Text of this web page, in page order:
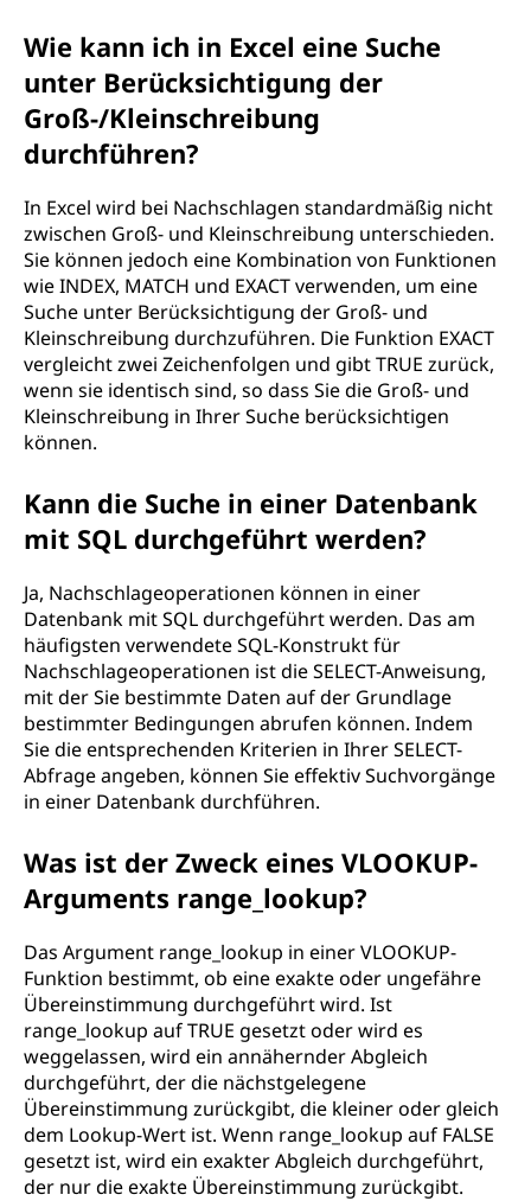
Wie kann ich in Excel eine Suche
unter Berücksichtigung der
Groß-/Kleinschreibung
durchführen?
In Excel wird bei Nachschlagen standardmäßig nicht
zwischen Groß- und Kleinschreibung unterschieden.
Sie können jedoch eine Kombination von Funktionen
wie INDEX, MATCH und EXACT verwenden, um eine
Suche unter Berücksichtigung der Groß- und
Kleinschreibung durchzuführen. Die Funktion EXACT
vergleicht zwei Zeichenfolgen und gibt TRUE zurück,
wenn sie identisch sind, so dass Sie die Groß- und
Kleinschreibung in Ihrer Suche berücksichtigen
können.
Kann die Suche in einer Datenbank
mit SQL durchgeführt werden?
Ja, Nachschlageoperationen können in einer
Datenbank mit SQL durchgeführt werden. Das am
häufigsten verwendete SQL-Konstrukt für
Nachschlageoperationen ist die SELECT-Anweisung,
mit der Sie bestimmte Daten auf der Grundlage
bestimmter Bedingungen abrufen können. Indem
Sie die entsprechenden Kriterien in Ihrer SELECT-
Abfrage angeben, können Sie effektiv Suchvorgänge
in einer Datenbank durchführen.
Was ist der Zweck eines VLOOKUP-
Arguments range_lookup?
Das Argument range_lookup in einer VLOOKUP-
Funktion bestimmt, ob eine exakte oder ungefähre
Übereinstimmung durchgeführt wird. Ist
range_lookup auf TRUE gesetzt oder wird es
weggelassen, wird ein annähernder Abgleich
durchgeführt, der die nächstgelegene
Übereinstimmung zurückgibt, die kleiner oder gleich
dem Lookup-Wert ist. Wenn range_lookup auf FALSE
gesetzt ist, wird ein exakter Abgleich durchgeführt,
der nur die exakte Übereinstimmung zurückgibt.